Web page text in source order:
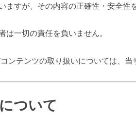
すが、その内容の正確性・安全性
一切の責任を負いません。
テンツの取り扱いについては、当
ついて